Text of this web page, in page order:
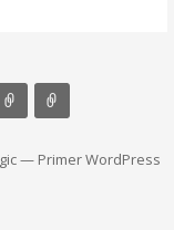
— Primer WordPress